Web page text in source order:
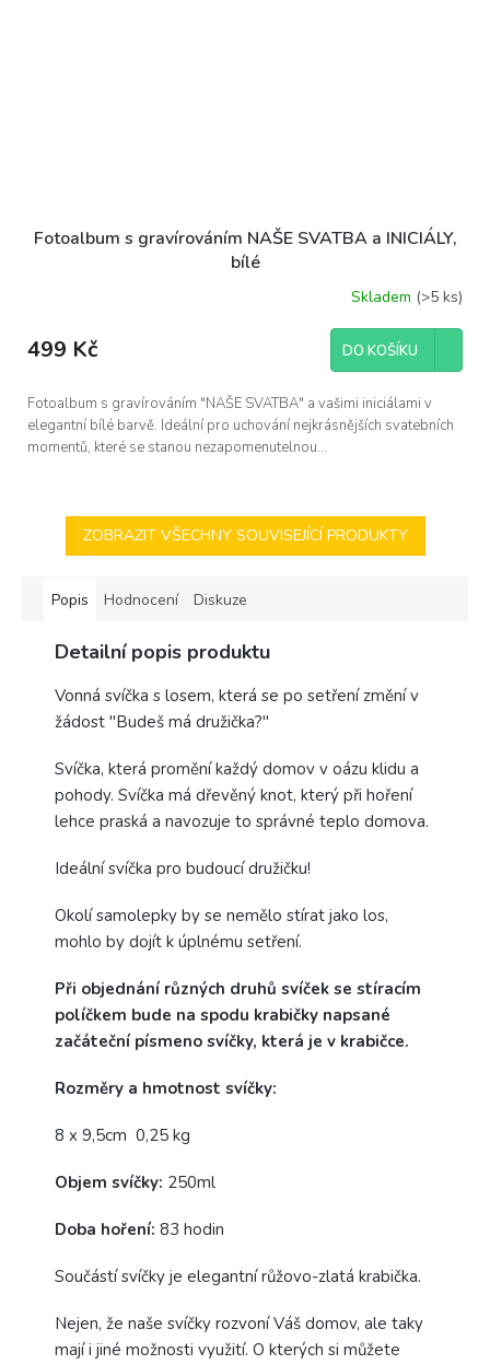
Fotoalbum s gravírováním NAŠE SVATBA a INICIÁLY,
bílé
Skladem (>5 ks)
499 Kč DO KOŠÍKU
Fotoalbum s gravírováním "NAŠE SVATBA" a vašimi iniciálami v
elegantní bílé barvě. Ideální pro uchování nejkrásnějších svatebních
momentů, které se stanou nezapomenutelnou...
ZOBRAZIT VŠECHNY SOUVISEJÍCÍ PRODUKTY
Popis Hodnocení Diskuze
Detailní popis produktu
Vonná svíčka s losem, která se po setření změní v
žádost "Budeš má družička?"
Svíčka, která promění každý domov v oázu klidu a
pohody. Svíčka má dřevěný knot, který při hoření
lehce praská a navozuje to správné teplo domova.
Ideální svíčka pro budoucí družičku!
Okolí samolepky by se nemělo stírat jako los,
mohlo by dojít k úplnému setření.
Při objednání různých druhů svíček se stíracím
políčkem bude na spodu krabičky napsané
začáteční písmeno svíčky, která je v krabičce.
Rozměry a hmotnost svíčky:
8 x 9,5cm 0,25 kg
Objem svíčky: 250ml
Doba hoření: 83 hodin
Součástí svíčky je elegantní růžovo-zlatá krabička.
Nejen, že naše svíčky rozvoní Váš domov, ale taky
mají i jiné možnosti využití. O kterých si můžete